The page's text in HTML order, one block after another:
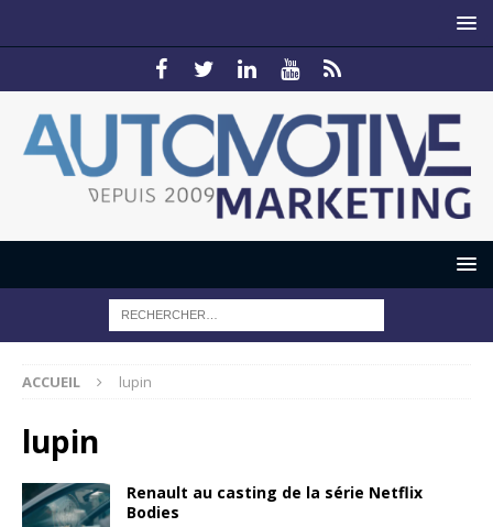
ACCUEIL lupin
lupin
Renault au casting de la série Netflix
Bodies